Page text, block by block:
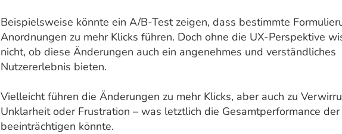
Beispielsweise könnte ein A/B-Test zeigen, dass bestimmte
Anordnungen zu mehr Klicks führen. Doch ohne die UX-Perspektive
nicht, ob diese Änderungen auch ein angenehmes und verständliches
Nutzererlebnis bieten.
Vielleicht führen die Änderungen zu mehr Klicks, aber auch zu
Unklarheit oder Frustration – was letztlich die Gesamtperformance
beeinträchtigen könnte.